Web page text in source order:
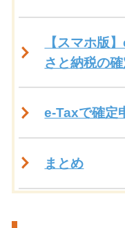
【スマホ版
さと納税の
e-Taxで確定
まとめ